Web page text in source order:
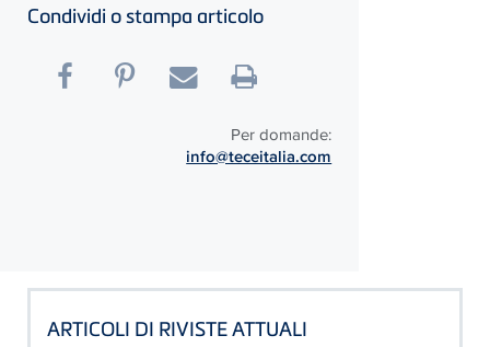
Condividi o stampa articolo
Per domande:
info@teceitalia.com
ARTICOLI DI RIVISTE ATTUALI